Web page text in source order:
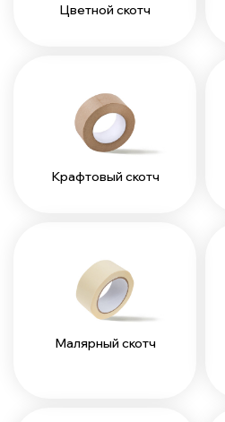
Цветной скотч
Крафтовый скотч
Малярный скотч